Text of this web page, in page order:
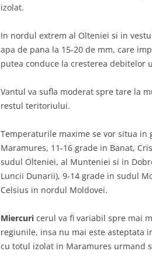
izolat.
In nordul extrem al Olteniei si in
apa de pana la 15-20 de mm, care
putea conduce la cresterea debitelor
Vantul va sufla moderat spre tare la
restul teritoriului.
Temperaturile maxime se vor situa in
Maramures, 11-16 grade in Banat,
sudul Olteniei, al Munteniei si in
Luncii Dunarii), 9-14 grade in sudul
Celsius in nordul Moldovei.
Miercuri cerul va fi variabil spre mai
regiunile, insa nu mai este asteptata
cu totul izolat in Maramures urmand